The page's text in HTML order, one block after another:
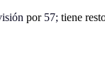
por 57; tiene